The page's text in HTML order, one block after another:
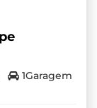
1Garagem